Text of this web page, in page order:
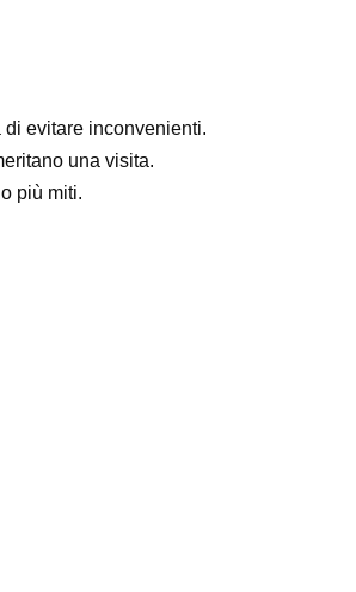
di evitare inconvenienti.
una visita.
più miti.